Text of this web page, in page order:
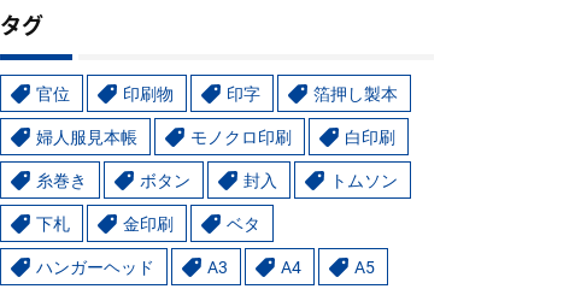
タグ
官位 印刷物 印字 箔押し製本
婦人服見本帳 モノクロ印刷 白印刷
糸巻き ボタン 封入 トムソン
下札 金印刷 ベタ
ハンガーヘッド A3 A4 A5